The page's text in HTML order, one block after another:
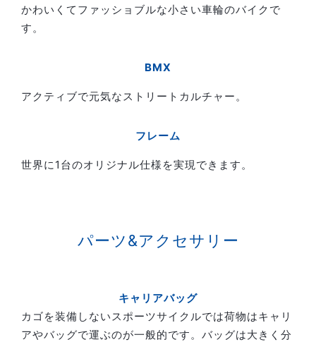
かわいくてファッショブルな小さい車輪のバイクで
す。
BMX
アクティブで元気なストリートカルチャー。
フレーム
世界に1台のオリジナル仕様を実現できます。
パーツ&アクセサリー
キャリアバッグ
カゴを装備しないスポーツサイクルでは荷物はキャリ
アやバッグで運ぶのが一般的です。バッグは大きく分